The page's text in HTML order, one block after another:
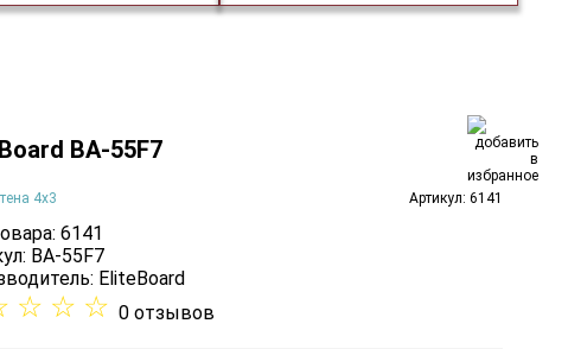
BA-55F7
4х3 Артикул: 6141
6141
BA-55F7
EliteBoard
☆ ☆ ☆ 0 отзывов